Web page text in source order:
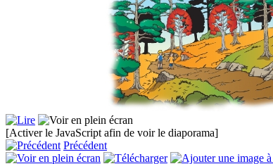
[Activer le JavaScript afin de voir le diaporama]
Précédent